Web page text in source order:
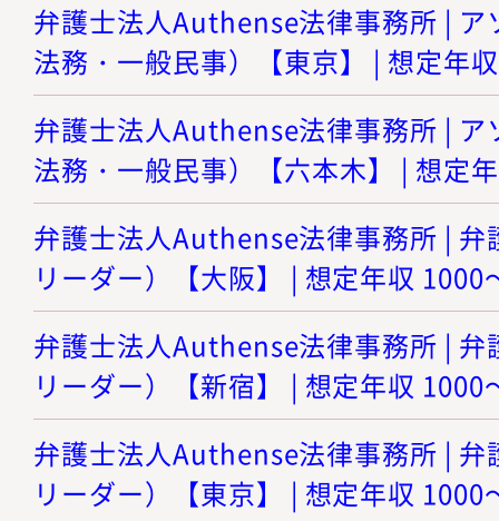
弁護士法人Authense法律事務所 | ア
法務・一般民事）【東京】 | 想定年
弁護士法人Authense法律事務所 | ア
法務・一般民事）【六本木】 | 想定
弁護士法人Authense法律事務所 | 弁
リーダー）【大阪】 | 想定年収 1000
弁護士法人Authense法律事務所 | 弁
リーダー）【新宿】 | 想定年収 1000
弁護士法人Authense法律事務所 | 弁
リーダー）【東京】 | 想定年収 1000